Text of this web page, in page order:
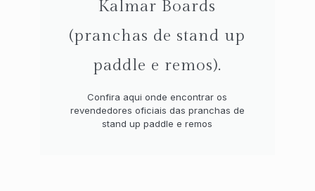
Kalmar Boards
(pranchas de stand up
paddle e remos).
Confira aqui onde encontrar os
revendedores oficiais das pranchas de
stand up paddle e remos